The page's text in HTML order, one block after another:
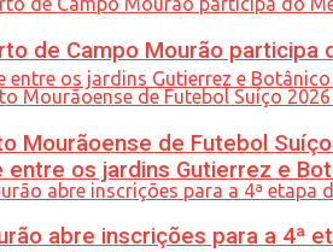
entre os jardins Gutierrez e
de Campo Mourão participa
Mourãoense de Futebol
abre inscrições para a 4ª